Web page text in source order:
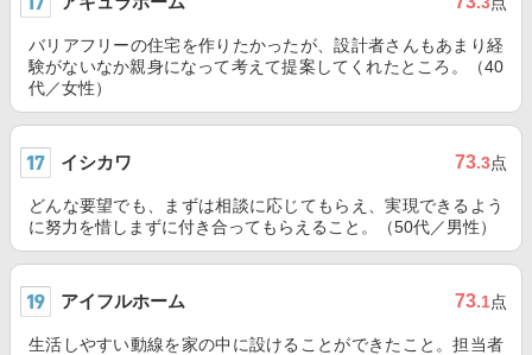
バリアフリーの住宅を作りたかったが、設計者さんもあまり経
験がないなか親身になって考えて提案してくれたところ。（40
代／女性）
イシカワ 73.3点
どんな要望でも、まずは相談に応じてもらえ、実現できるよう
に努力を惜しまずに付き合ってもらえること。（50代／男性）
アイフルホーム 73.1点
生活しやすい動線を家の中に設けることができたこと。担当者